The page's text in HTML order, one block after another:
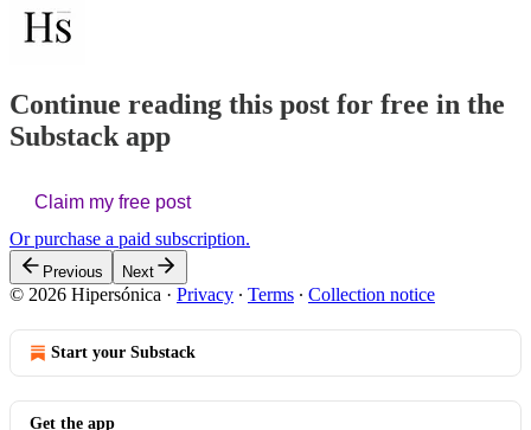
Continue reading this post for free in the
Substack app
Claim my free post
Or purchase a paid subscription.
Previous Next
© 2026 Hipersónica · Privacy ∙ Terms ∙ Collection notice
Start your Substack
Get the app